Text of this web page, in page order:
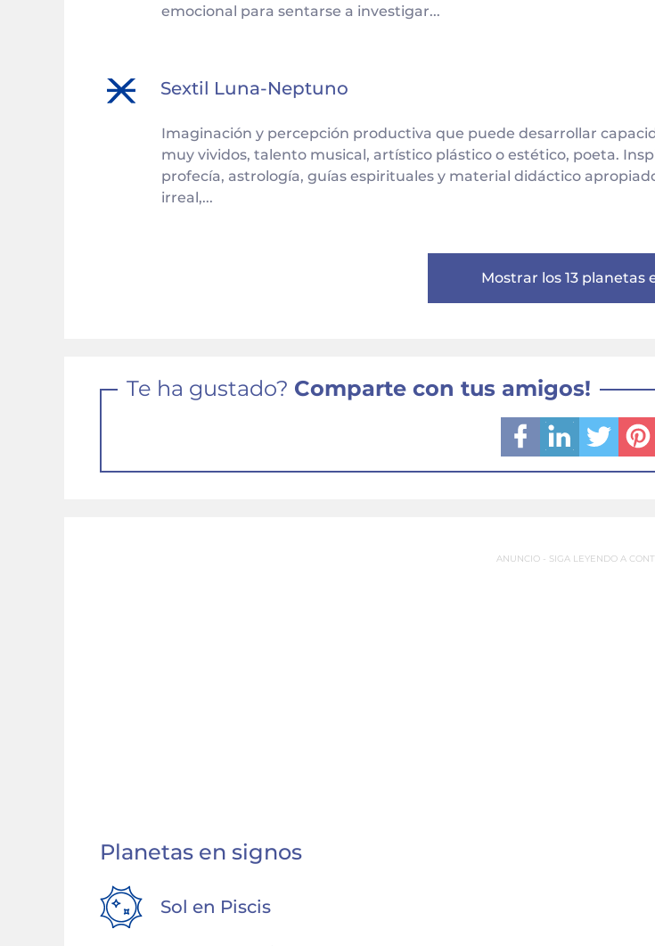
emocional para sentarse a investigar...
Sextil Luna-Neptuno
Imaginación y percepción productiva que puede desarrollar
muy vividos, talento musical, artístico plástico o estético, poeta.
profecía, astrología, guías espirituales y material didáctico
irreal,...
Mostrar los 13 planetas
Te ha gustado? Comparte con tus amigos!
ANUNCIO - SIGA LEYENDO A
Planetas en signos
Sol en Piscis